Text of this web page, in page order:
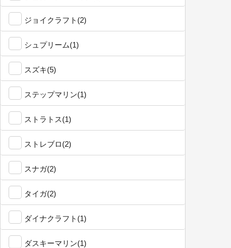
ジョイクラフト(2)
シュプリーム(1)
スズキ(5)
ステップマリン(1)
ストラトス(1)
ストレブロ(2)
スナガ(2)
タイガ(2)
ダイナクラフト(1)
ダスキーマリン(1)